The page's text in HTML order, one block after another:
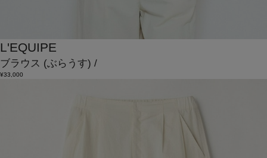
L'EQUIPE
ブラウス (ぶらうす) /
¥33,000